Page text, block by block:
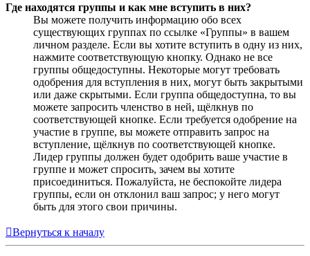
Где находятся группы и как мне вступить в них?
Вы можете получить информацию обо всех
существующих группах по ссылке «Группы» в вашем
личном разделе. Если вы хотите вступить в одну из них,
нажмите соответствующую кнопку. Однако не все
группы общедоступны. Некоторые могут требовать
одобрения для вступления в них, могут быть закрытыми
или даже скрытыми. Если группа общедоступна, то вы
можете запросить членство в ней, щёлкнув по
соответствующей кнопке. Если требуется одобрение на
участие в группе, вы можете отправить запрос на
вступление, щёлкнув по соответствующей кнопке.
Лидер группы должен будет одобрить ваше участие в
группе и может спросить, зачем вы хотите
присоединиться. Пожалуйста, не беспокойте лидера
группы, если он отклонил ваш запрос; у него могут
быть для этого свои причины.
Вернуться к началу